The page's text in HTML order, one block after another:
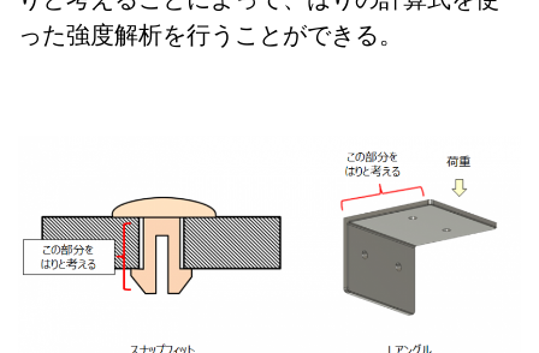
った強度解析を行うことができる。